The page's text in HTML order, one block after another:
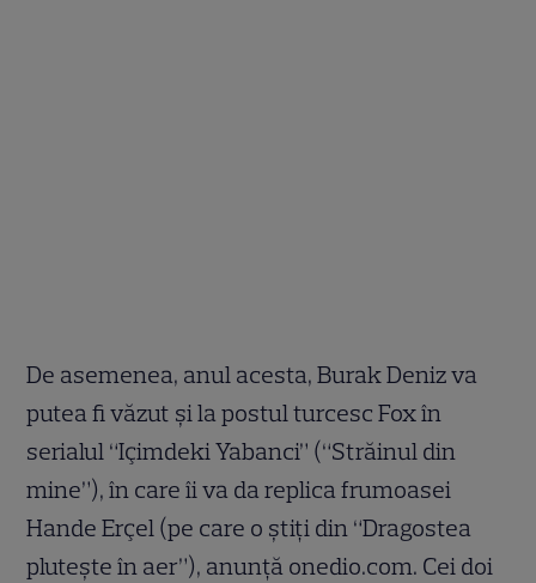
De asemenea, anul acesta, Burak Deniz va
putea fi văzut și la postul turcesc Fox în
serialul “Içimdeki Yabanci” (“Străinul din
mine”), în care îi va da replica frumoasei
Hande Erçel (pe care o știți din “Dragostea
plutește în aer”), anunță onedio.com. Cei doi